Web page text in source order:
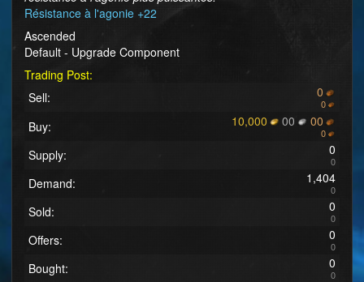
Résistance à l'agonie +22
Ascended
Default - Upgrade Component
Trading Post:
Sell:
0
0
Buy: 10,000 00 00
0
Supply: 0
0
Demand: 1,404
0
Sold: 0
0
Offers: 0
0
Bought: 0
0